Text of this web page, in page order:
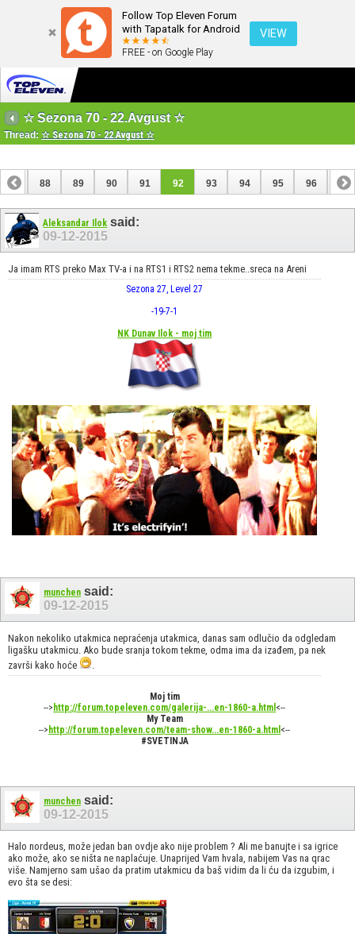
Follow Top Eleven Forum
with Tapatalk for Android
FREE - on Google Play
VIEW
☆ Sezona 70 - 22.Avgust ☆
Thread: ☆ Sezona 70 - 22.Avgust ☆
87 88 89 90 91 92 93 94 95 96 97
107 108
Aleksandar Ilok said:
09-12-2015
Ja imam RTS preko Max TV-a i na RTS1 i RTS2 nema tekme..sreca na Areni
Sezona 27, Level 27
-19-7-1
NK Dunav Ilok - moj tim
munchen said:
09-12-2015
Nakon nekoliko utakmica nepraćenja utakmica, danas sam odlučio da odgledam
ligašku utakmicu. Ako bude sranja tokom tekme, odma ima da izađem, pa nek
završi kako hoće
Moj tim
--> http://forum.topeleven.com/galerija-...en-1860-a.html <--
My Team
--> http://forum.topeleven.com/team-show...en-1860-a.html <--
#SVETINJA
munchen said:
09-12-2015
Halo nordeus, može jedan ban ovdje ako nije problem ? Ali me banujte i sa igrice
ako može, ako se ništa ne naplaćuje. Unaprijed Vam hvala, nabijem Vas na qrac
više. Namjerno sam ušao da pratim utakmicu da baš vidim da li ću da izgubim, i
evo šta se desi: